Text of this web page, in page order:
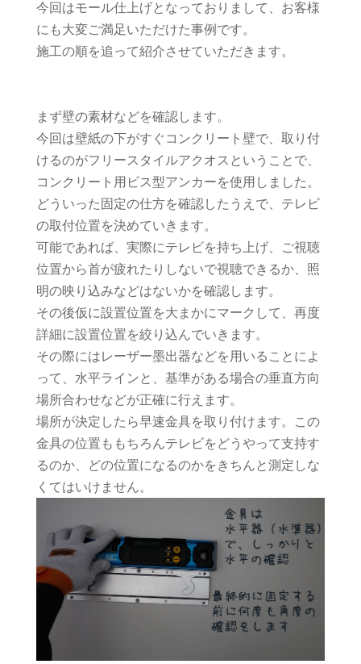
今回はモール仕上げとなっておりまして、お客様
にも大変ご満足いただけた事例です。
施工の順を追って紹介させていただきます。
まず壁の素材などを確認します。
今回は壁紙の下がすぐコンクリート壁で、取り付
けるのがフリースタイルアクオスということで、
コンクリート用ビス型アンカーを使用しました。
どういった固定の仕方を確認したうえで、テレビ
の取付位置を決めていきます。
可能であれば、実際にテレビを持ち上げ、ご視聴
位置から首が疲れたりしないで視聴できるか、照
明の映り込みなどはないかを確認します。
その後仮に設置位置を大まかにマークして、再度
詳細に設置位置を絞り込んでいきます。
その際にはレーザー墨出器などを用いることによ
って、水平ラインと、基準がある場合の垂直方向
場所合わせなどが正確に行えます。
場所が決定したら早速金具を取り付けます。この
金具の位置ももちろんテレビをどうやって支持す
るのか、どの位置になるのかをきちんと測定しな
くてはいけません。